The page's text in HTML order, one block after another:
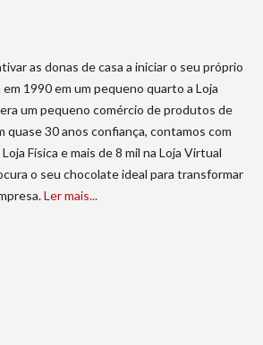
as donas de casa a iniciar o seu próprio
1990 em um pequeno quarto a Loja
um pequeno comércio de produtos de
quase 30 anos confiança, contamos com
Física e mais de 8 mil na Loja Virtual
o seu chocolate ideal para transformar
Ler mais...